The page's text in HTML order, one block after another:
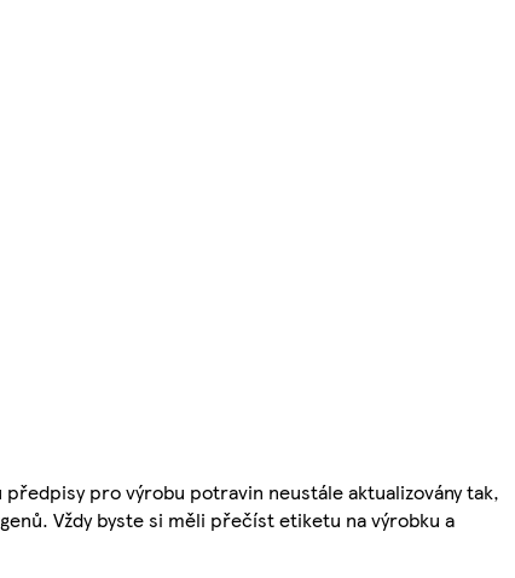
pro výrobu potravin neustále aktualizovány tak,
Vždy byste si měli přečíst etiketu na výrobku a